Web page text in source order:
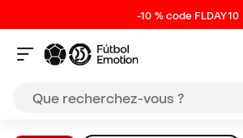
-10 % code FLDAY10